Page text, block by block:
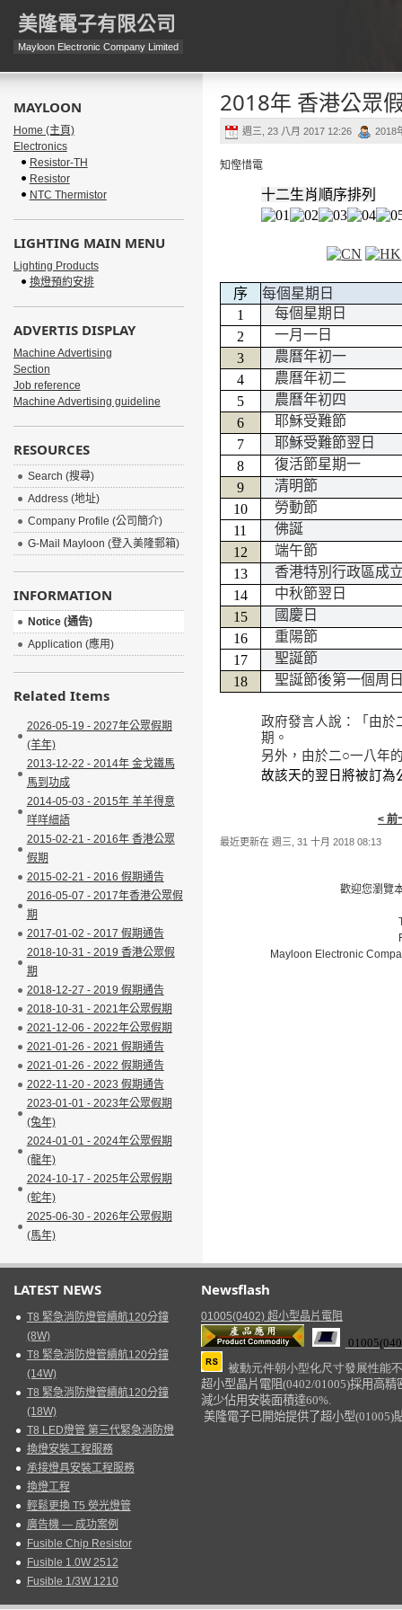
美隆電子有限公司
Mayloon Electronic Company Limited
2018年 香港公眾
週三, 23 八月 2017 12:26 2018
知慳惜電
十二生肖順序排列
序
每個星期日
1
每個星期日
2
一月一日
3
農曆年初一
4
農曆年初二
5
農曆年初四
6
耶穌受難節
7
耶穌受難節翌日
8
復活節星期一
9
清明節
10
勞動節
11
佛誕
12
端午節
13
香港特別行政區成
14
中秋節翌日
15
國慶日
16
重陽節
17
聖誕節
18
聖誕節後第一個周
政府發言人說：「由於
期。
另外，由於二○一八年
故該天的翌日將被訂為
< 前
最近更新在 週三, 31 十月 2018 08:13
歡迎您瀏覽
Mayloon Electronic
MAYLOON
Home (主頁)
Electronics
Resistor-TH
Resistor
NTC Thermistor
LIGHTING MAIN MENU
Lighting Products
換燈預約安排
ADVERTIS DISPLAY
Machine Advertising
Section
Job reference
Machine Advertising guideline
RESOURCES
Search (搜尋)
Address (地址)
Company Profile (公司簡介)
G-Mail Mayloon (登入美隆郵箱)
INFORMATION
Notice (通告)
Application (應用)
Related Items
2026-05-19 - 2027年公眾假期
(羊年)
2013-12-22 - 2014年 金戈鐵馬
馬到功成
2014-05-03 - 2015年 羊羊得意
咩咩細語
2015-02-21 - 2016年 香港公眾
假期
2015-02-21 - 2016 假期通告
2016-05-07 - 2017年香港公眾假
期
2017-01-02 - 2017 假期通告
2018-10-31 - 2019 香港公眾假
期
2018-12-27 - 2019 假期通告
2018-10-31 - 2021年公眾假期
2021-12-06 - 2022年公眾假期
2021-01-26 - 2021 假期通告
2021-01-26 - 2022 假期通告
2022-11-20 - 2023 假期通告
2023-01-01 - 2023年公眾假期
(兔年)
2024-01-01 - 2024年公眾假期
(龍年)
2024-10-17 - 2025年公眾假期
(蛇年)
2025-06-30 - 2026年公眾假期
(馬年)
LATEST NEWS
T8 緊急消防燈管續航120分鐘
(8W)
T8 緊急消防燈管續航120分鐘
(14W)
T8 緊急消防燈管續航120分鐘
(18W)
T8 LED燈管 第三代緊急消防燈
換燈安裝工程服務
承接燈具安裝工程服務
換燈工程
輕鬆更換 T5 熒光燈管
廣告機 — 成功案例
Fusible Chip Resistor
Fusible 1.0W 2512
Fusible 1/3W 1210
Newsflash
01005(0402) 超小型晶片電阻
被動元件朝小型化尺寸發展性能
超小型晶片電阻(0402/01005)採用高精
減少佔用安裝面積達60%.
美隆電子已開始提供了超小型(01005)